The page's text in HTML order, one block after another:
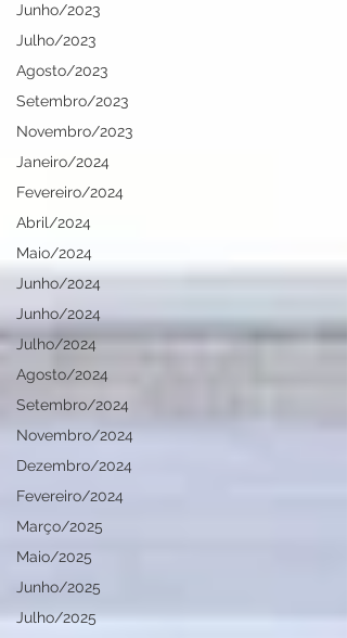
Junho/2023
Julho/2023
Agosto/2023
Setembro/2023
Novembro/2023
Janeiro/2024
Fevereiro/2024
Abril/2024
Maio/2024
Junho/2024
Junho/2024
Julho/2024
Agosto/2024
Setembro/2024
Novembro/2024
Dezembro/2024
Fevereiro/2024
Março/2025
Maio/2025
Junho/2025
Julho/2025